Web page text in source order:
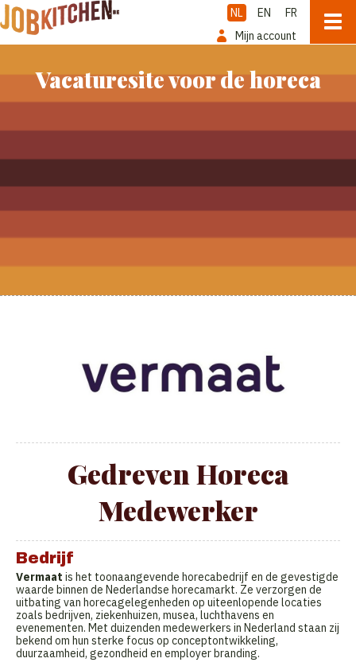
NL EN
FR
Mijn account
Vacaturesite voor de horeca
Gedreven Horeca
Medewerker
Bedrijf
Vermaat is het toonaangevende horecabedrijf en de gevestigde
waarde binnen de Nederlandse horecamarkt. Ze verzorgen de
uitbating van horecagelegenheden op uiteenlopende locaties
zoals bedrijven, ziekenhuizen, musea, luchthavens en
evenementen. Met duizenden medewerkers in Nederland staan zij
bekend om hun sterke focus op conceptontwikkeling,
duurzaamheid, gezondheid en employer branding.